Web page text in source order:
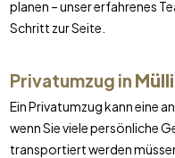
planen – unser erfahrenes
Schritt zur Seite.
Privatumzug in
Ein Privatumzug kann eine
wenn Sie viele persönliche
transportiert werden